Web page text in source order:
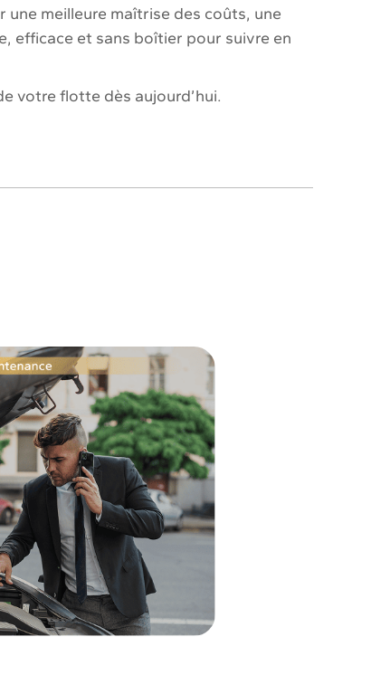
une meilleure maîtrise des coûts, une
efficace et sans boîtier pour suivre en
votre flotte dès aujourd’hui.